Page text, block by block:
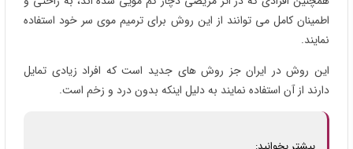
اطمینان کامل می توانند از این روش برای ترمیم موی سر خود استفاده
نمایند.
این روش در ایران جز روش های جدید است که افراد زیادی تمایل
دارند از آن استفاده نمایند به دلیل اینکه بدون درد و زخم است.